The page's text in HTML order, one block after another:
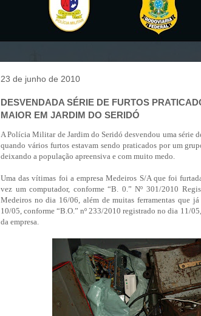
23 de junho de 2010
DESVENDADA SÉRIE DE FURTOS
MAIOR EM JARDIM DO SERIDÓ
A Polícia Militar de Jardim do Seridó desvendou uma série
quando vários furtos estavam sendo praticados por um
deixando a população apreensiva e com muito medo.
Uma das vítimas foi a empresa Medeiros S/A que foi
vez um computador, conforme “B. 0.” Nº 301/2010
Medeiros no dia 16/06, além de muitas ferramentas que
10/05, conforme “B.O.” nº 233/2010 registrado no dia 11/
da empresa.